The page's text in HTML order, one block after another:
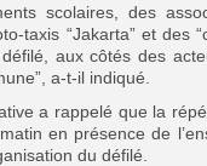
scolaires, des
taxis “Jakarta” et des
aux côtés des
a-t-il indiqué.
a rappelé que la
en présence de
du défilé.